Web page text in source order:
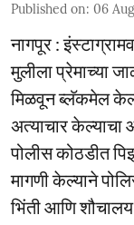
Published on: 06
नागपूर :
मुलीला प्रेमाच्या
मिळवून ब्लॅकमेल
अत्याचार
पोलीस कोठडीत
मागणी केल्याने
भिंती आणि